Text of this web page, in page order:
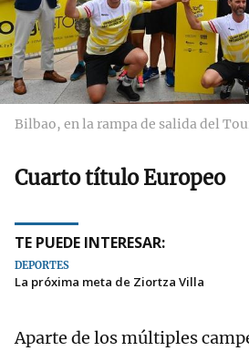
Bilbao, en la rampa de salida del
Cuarto título Europeo
TE PUEDE INTERESAR:
DEPORTES
La próxima meta de Ziortza Villa
Aparte de los múltiples